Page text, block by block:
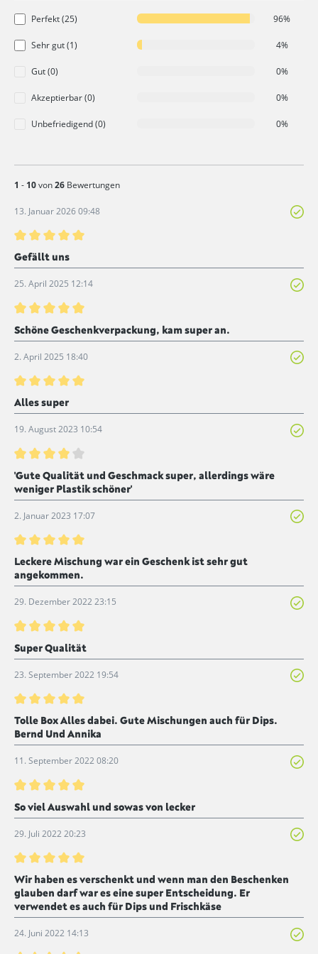
Perfekt (25) 96%
Sehr gut (1) 4%
Gut (0) 0%
Akzeptierbar (0) 0%
Unbefriedigend (0) 0%
1 - 10von26 Bewertungen
13. Januar 2026 09:48
Bewertung mit 5 von 5 Sternen
Gefällt uns
25. April 2025 12:14
Bewertung mit 5 von 5 Sternen
Schöne Geschenkverpackung, kam super an.
2. April 2025 18:40
Bewertung mit 5 von 5 Sternen
Alles super
19. August 2023 10:54
Bewertung mit 4 von 5 Sternen
'Gute Qualität und Geschmack super, allerdings wäre
weniger Plastik schöner'
2. Januar 2023 17:07
Bewertung mit 5 von 5 Sternen
Leckere Mischung war ein Geschenk ist sehr gut
angekommen.
29. Dezember 2022 23:15
Bewertung mit 5 von 5 Sternen
Super Qualität
23. September 2022 19:54
Bewertung mit 5 von 5 Sternen
Tolle Box Alles dabei. Gute Mischungen auch für Dips.
Bernd Und Annika
11. September 2022 08:20
Bewertung mit 5 von 5 Sternen
So viel Auswahl und sowas von lecker
29. Juli 2022 20:23
Bewertung mit 5 von 5 Sternen
Wir haben es verschenkt und wenn man den Beschenken
glauben darf war es eine super Entscheidung. Er
verwendet es auch für Dips und Frischkäse
24. Juni 2022 14:13